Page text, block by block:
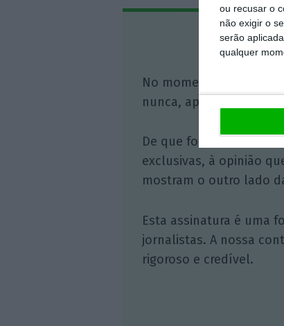
ou recusar o
não exigir o
serão
qualquer
No momento em que a
nunca, apoie o
De que forma? Assine o
exclusivas, à opinião
mostram o outro lado
Esta assinatura é uma
jornalistas. A nossa
rigoroso e credível.